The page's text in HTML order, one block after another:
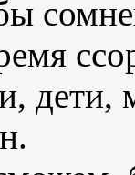
дети,